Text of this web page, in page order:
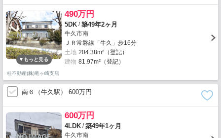
490万円
5DK /築49年2ヶ月
牛久市南
ＪＲ常磐線「牛久」歩16分
土地 204.38m²（登記）
建物 81.97m²（登記）
桂不動産(株)竜ヶ崎支店
南６（牛久駅） 600万円
600万円
4LDK /築49年1ヶ月
牛久市南